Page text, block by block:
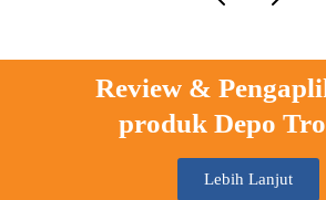
Review &
produk Depo
Lebih Lanjut